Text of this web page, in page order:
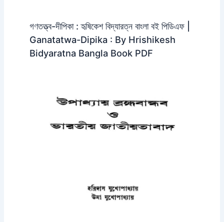
গণতত্ত্ব-দীপিকা : হৃষিকেশ বিদ্যারত্ন বাংলা বই পিডিএফ |
Ganatatwa-Dipika : By Hrishikesh
Bidyaratna Bangla Book PDF